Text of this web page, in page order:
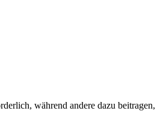
während andere dazu beitragen,